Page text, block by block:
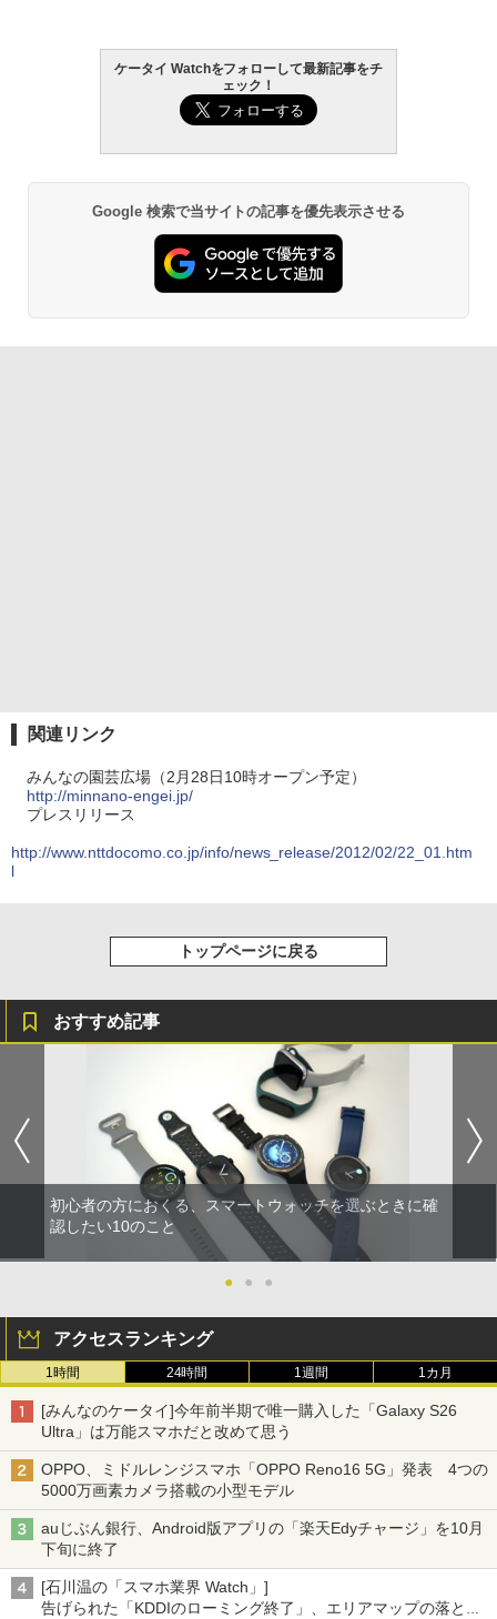
ケータイ Watchをフォローして最新記事をチ
ェック！
Google 検索で当サイトの記事を優先表示させる
関連リンク
みんなの園芸広場（2月28日10時オープン予定）
http://minnano-engei.jp/
プレスリリース
http://www.nttdocomo.co.jp/info/news_release/2012/02/22_01.htm
l
トップページに戻る
おすすめ記事
初心者の方におくる、スマートウォッチを選ぶときに確
認したい10のこと
● ● ●
アクセスランキング
1時間 24時間 1週間 1カ月
[みんなのケータイ]今年前半期で唯一購入した「Galaxy S26
Ultra」は万能スマホだと改めて思う
OPPO、ミドルレンジスマホ「OPPO Reno16 5G」発表 4つの
5000万画素カメラ搭載の小型モデル
auじぶん銀行、Android版アプリの「楽天Edyチャージ」を10月
下旬に終了
[石川温の「スマホ業界 Watch」]
告げられた「KDDIのローミング終了」、エリアマップの落とし